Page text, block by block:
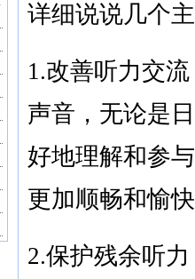
详细说说几个
1.改善听力交
声音，无论是
好地理解和参
更加顺畅和愉
2.保护残余听